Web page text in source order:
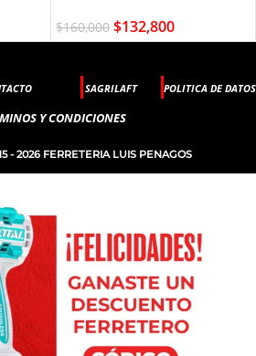
$160,000 $132,800
SAGRILAFT POLITICA DE DATOS
Y CONDICIONES
- 2026 FERRETERIA LUIS PENAGOS